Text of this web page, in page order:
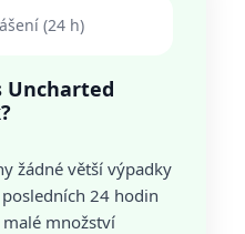
(24 h)
Uncharted
žádné větší výpadky
posledních 24 hodin
množství